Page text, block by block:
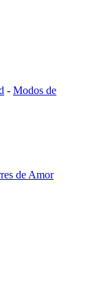
- Modos de
de Amor